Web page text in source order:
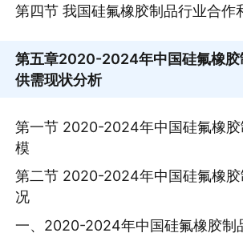
第四节 我国硅氟橡胶制品行业合作
第五章2020-2024年中国硅氟橡胶
供需现状分析
第一节 2020-2024年中国硅氟橡
模
第二节 2020-2024年中国硅氟橡
况
一、2020-2024年中国硅氟橡胶制